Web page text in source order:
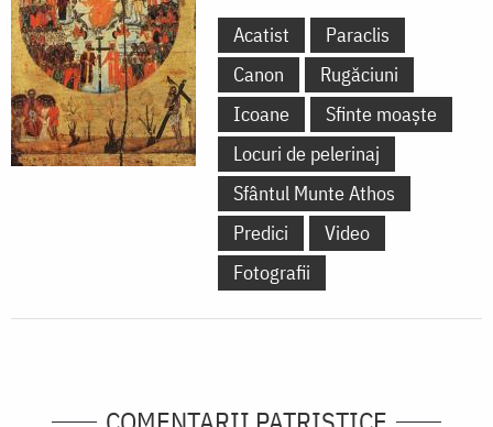
Acatist
Paraclis
Canon
Rugăciuni
Icoane
Sfinte moaște
Locuri de pelerinaj
Sfântul Munte Athos
Predici
Video
Fotografii